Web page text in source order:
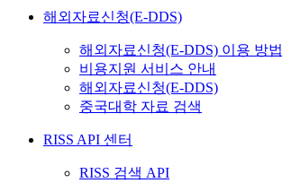
해외자료신청(E-DDS)
해외자료신청(E-DDS) 이용 방법
비용지원 서비스 안내
해외자료신청(E-DDS)
중국대학 자료 검색
RISS API 센터
RISS 검색 API